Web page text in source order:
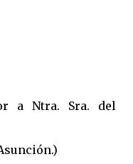
a Ntra. Sra. del